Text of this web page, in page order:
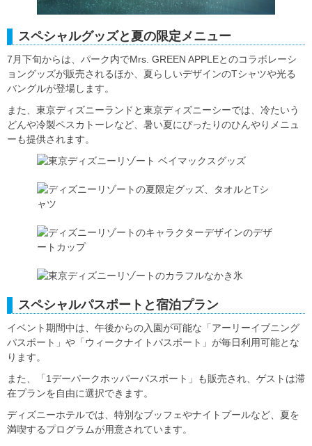
スペシャルグッズと夏の限定メニュー
7月下旬からは、パーク内でMrs. GREEN APPLEとのコラボレーシ
ョングッズが販売されるほか、夏らしいデザインのTシャツや光る
バングルが登場します。
また、東京ディズニーランドと東京ディズニーシーでは、冷たいう
どんや冷製ペスカトーレなど、暑い夏にぴったりのひんやりメニュ
ーも提供されます。
スペシャルパスポートと宿泊プラン
イベント期間中は、午後からの入園が可能な「アーリーイブニング
パスポート」や「ウィークナイトパスポート」が毎日利用可能とな
ります。
また、「1デーパークホッパーパスポート」も販売され、ゲストは滞
在プランを自由に選択できます。
ディズニーホテルでは、特別なブッフェやナイトプールなど、夏を
満喫するプログラムが用意されています。